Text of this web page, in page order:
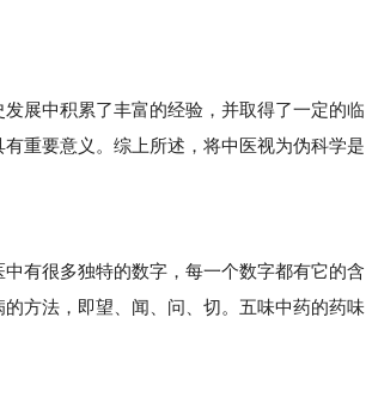
展中积累了丰富的经验，并取得了一定的临
重要意义。综上所述，将中医视为伪科学是
有很多独特的数字，每一个数字都有它的含
方法，即望、闻、问、切。五味中药的药味